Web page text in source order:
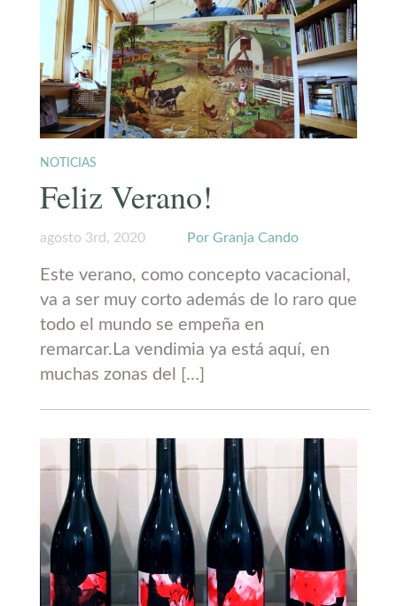
NOTICIAS
Feliz Verano!
agosto 3rd, 2020 Por Granja Cando
Este verano, como concepto vacacional,
va a ser muy corto además de lo raro que
todo el mundo se empeña en
remarcar.La vendimia ya está aquí, en
muchas zonas del […]